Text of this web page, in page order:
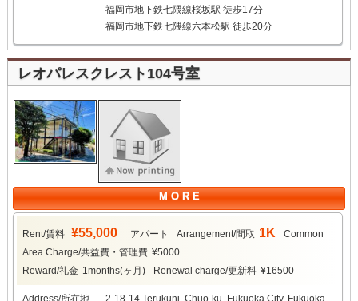
福岡市地下鉄七隈線桜坂駅 徒歩17分
福岡市地下鉄七隈線六本松駅 徒歩20分
レオパレスクレスト104号室
M O R E
Rent/賃料 ¥55,000 アパート Arrangement/間取 1K
Common
Area Charge/共益費・管理費 ¥5000
Reward/礼金 1months(ヶ月) Renewal charge/更新料 ¥16500